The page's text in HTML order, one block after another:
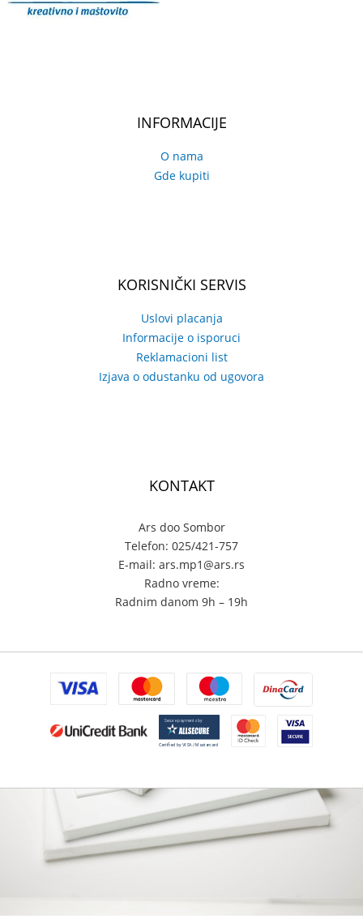
INFORMACIJE
O nama
Gde kupiti
KORISNIČKI SERVIS
Uslovi placanja
Informacije o isporuci
Reklamacioni list
Izjava o odustanku od ugovora
KONTAKT
Ars doo Sombor
Telefon: 025/421-757
E-mail: ars.mp1@ars.rs
Radno vreme:
Radnim danom 9h – 19h